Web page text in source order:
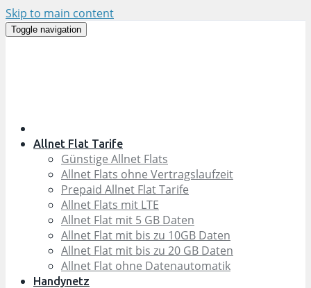
Skip to main content
Toggle navigation
Allnet Flat Tarife
Günstige Allnet Flats
Allnet Flats ohne Vertragslaufzeit
Prepaid Allnet Flat Tarife
Allnet Flats mit LTE
Allnet Flat mit 5 GB Daten
Allnet Flat mit bis zu 10GB Daten
Allnet Flat mit bis zu 20 GB Daten
Allnet Flat ohne Datenautomatik
Handynetz